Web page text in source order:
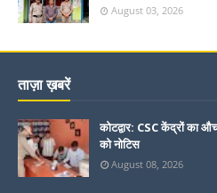
August 03, 2026
ताज़ा ख़बरें
कोटद्वार: CSC केंद्रों का
को नोटिस
August 08, 2026